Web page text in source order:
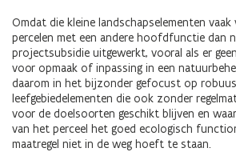
Omdat die kleine landschapselementen
percelen met een andere hoofdfunctie dan
projectsubsidie uitgewerkt, vooral als er
voor opmaak of inpassing in een
daarom in het bijzonder gefocust op
leefgebiedelementen die ook zonder
voor de doelsoorten geschikt blijven en
van het perceel het goed ecologisch
maatregel niet in de weg hoeft te staan.